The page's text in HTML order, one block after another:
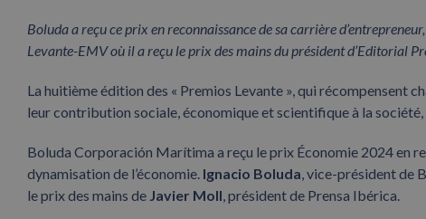
Boluda a reçu ce prix en reconnaissance de sa carrière
Levante-EMV où il a reçu le prix des mains du président d’Editorial
La huitième édition des « Premios Levante », qui récompensent
leur contribution sociale, économique et scientifique à la société,
Boluda Corporación Marítima a reçu le prix Économie 2024 en
dynamisation de l’économie. Ignacio Boluda, vice-président de
le prix des mains de Javier Moll, président de Prensa Ibérica.